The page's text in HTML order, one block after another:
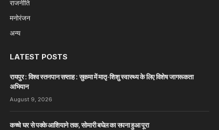
राजनीति
मनोरंजन
अन्य
LATEST POSTS
रायपुर : विश्व स्तनपान सप्ताह : सुकमा में मातृ-शिशु स्वास्थ्य के लिए विशेष जागरूकता
अभियान
August 9, 2026
कच्चे घर से पक्के आशियाने तक, सोमारी बघेल का सपना हुआ पूरा